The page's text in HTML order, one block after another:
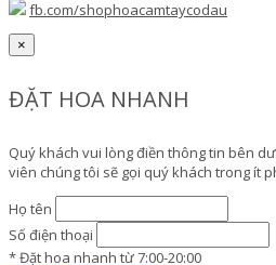
fb.com/shophoacamtaycodau
×
ĐẶT HOA NHANH
Quý khách vui lòng điền thông tin bên
viên chúng tôi sẽ gọi quý khách trong ít
Họ tên
Số điện thoại
* Đặt hoa nhanh từ 7:00-20:00